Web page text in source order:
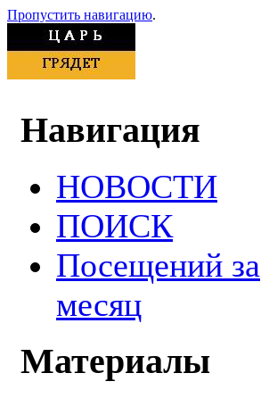
Пропустить навигацию.
Навигация
НОВОСТИ
ПОИСК
Посещений за
месяц
Материалы